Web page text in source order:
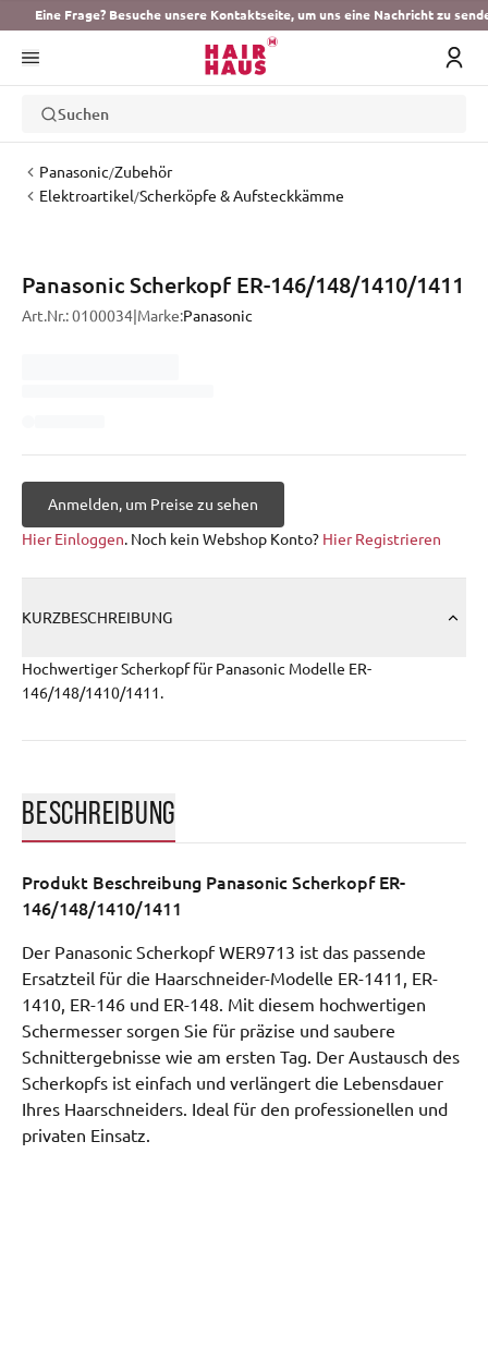
Eine Frage? Besuche unsere Kontaktseite, um uns eine Nachricht zu
Suchen
Panasonic/Zubehör
Elektroartikel/Scherköpfe & Aufsteckkämme
Panasonic Scherkopf ER-146/148/1410/1411
Art.Nr.:0100034 Marke:Panasonic
Anmelden, um Preise zu sehen
Hier Einloggen. Noch kein Webshop Konto? Hier Registrieren
KURZBESCHREIBUNG
Hochwertiger Scherkopf für Panasonic Modelle ER-
146/148/1410/1411.
BESCHREIBUNG
Produkt Beschreibung Panasonic Scherkopf ER-
146/148/1410/1411
Der Panasonic Scherkopf WER9713 ist das passende
Ersatzteil für die Haarschneider-Modelle ER-1411, ER-
1410, ER-146 und ER-148. Mit diesem hochwertigen
Schermesser sorgen Sie für präzise und saubere
Schnittergebnisse wie am ersten Tag. Der Austausch des
Scherkopfs ist einfach und verlängert die Lebensdauer
Ihres Haarschneiders. Ideal für den professionellen und
privaten Einsatz.